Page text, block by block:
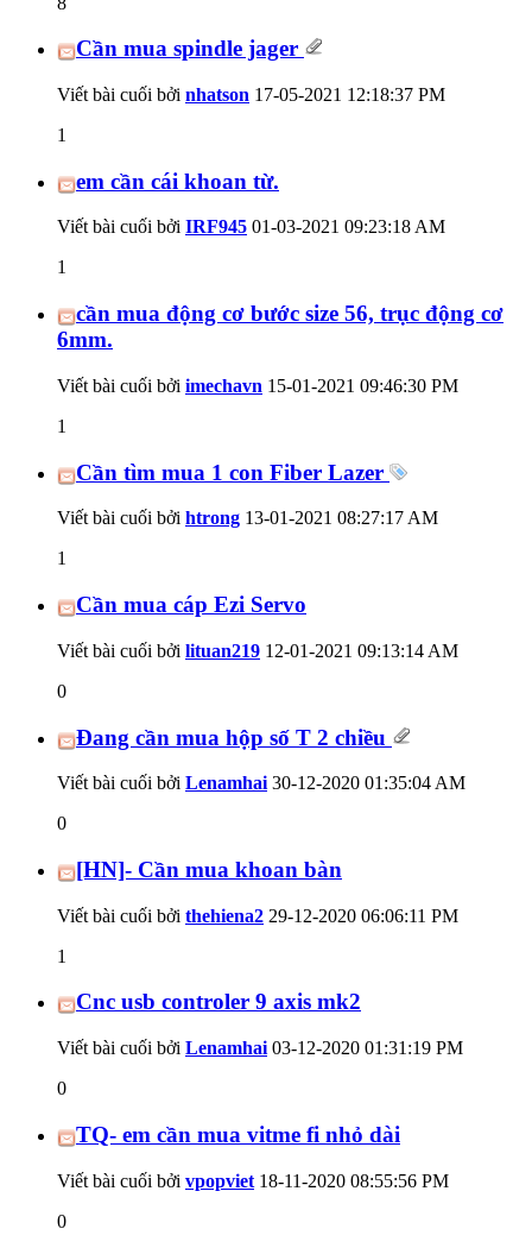
Cần mua spindle jager
Viết bài cuối bởi nhatson 17-05-2021 12:18:37 PM
1
em cần cái khoan từ.
Viết bài cuối bởi IRF945 01-03-2021 09:23:18 AM
1
cần mua động cơ bước size 56, trục động cơ
6mm.
Viết bài cuối bởi imechavn 15-01-2021 09:46:30 PM
1
Cần tìm mua 1 con Fiber Lazer
Viết bài cuối bởi htrong 13-01-2021 08:27:17 AM
1
Cần mua cáp Ezi Servo
Viết bài cuối bởi lituan219 12-01-2021 09:13:14 AM
0
Đang cần mua hộp số T 2 chiều
Viết bài cuối bởi Lenamhai 30-12-2020 01:35:04 AM
0
[HN]- Cần mua khoan bàn
Viết bài cuối bởi thehiena2 29-12-2020 06:06:11 PM
1
Cnc usb controler 9 axis mk2
Viết bài cuối bởi Lenamhai 03-12-2020 01:31:19 PM
0
TQ- em cần mua vitme fi nhỏ dài
Viết bài cuối bởi vpopviet 18-11-2020 08:55:56 PM
0